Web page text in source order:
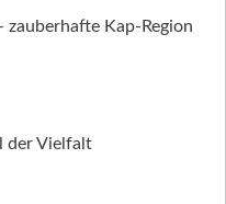
zauberhafte Kap-Region
der Vielfalt